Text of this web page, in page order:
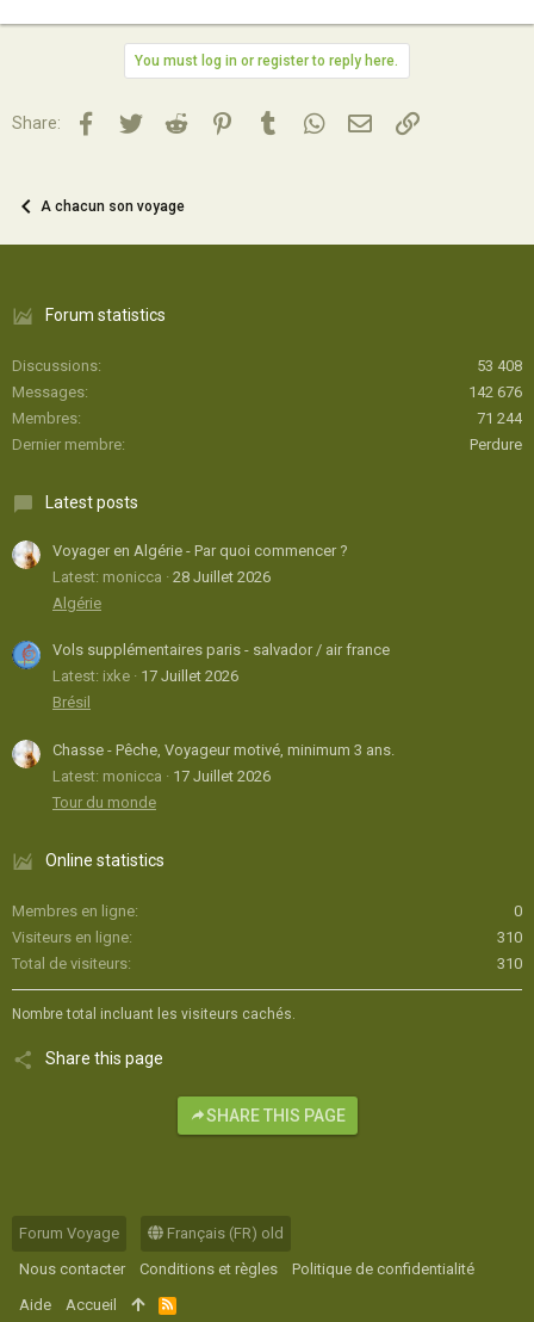
You must log in or register to reply here.
Share: Facebook
TwitterReddit PinterestTumblrWhatsApp
Email Lien
A chacun son voyage
Forum statistics
Discussions
53 408
Messages
142 676
Membres
71 244
Dernier membre
Perdure
Latest posts
Voyager en Algérie - Par quoi commencer ?
Latest: monicca
28 Juillet 2026
Algérie
Vols supplémentaires paris - salvador / air france
Latest: ixke
17 Juillet 2026
Brésil
Chasse - Pêche, Voyageur motivé, minimum 3 ans.
Latest: monicca
17 Juillet 2026
Tour du monde
Online statistics
Membres en ligne
0
Visiteurs en ligne
310
Total de visiteurs
310
Nombre total incluant les visiteurs cachés.
Share this page
SHARE THIS PAGE
Forum Voyage
Français (FR) old
Nous contacter
Conditions et règles
Politique de confidentialité
Aide
Accueil
R